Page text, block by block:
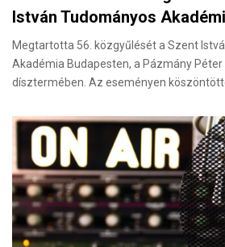
István Tudományos
Megtartotta 56. közgyűlését a Szent
Akadémia Budapesten, a Pázmány
dísztermében. Az eseményen